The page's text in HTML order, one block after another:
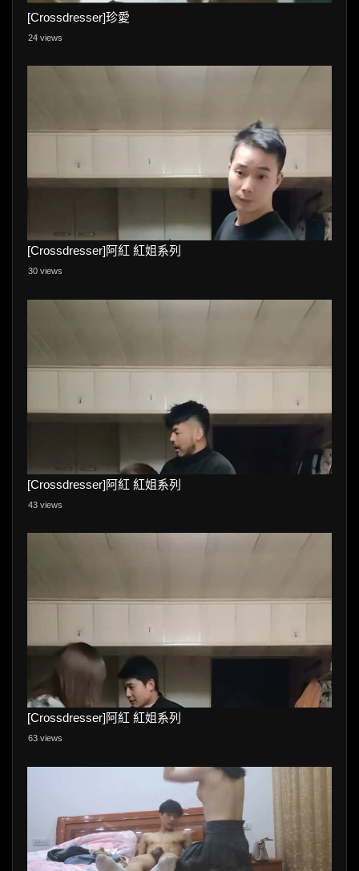
[Crossdresser]珍愛
24 views
[Crossdresser]阿紅 紅姐系列
30 views
[Crossdresser]阿紅 紅姐系列
43 views
[Crossdresser]阿紅 紅姐系列
63 views